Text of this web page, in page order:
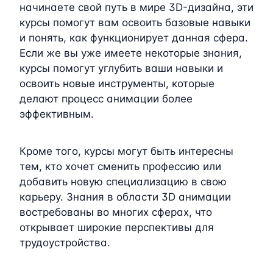
начинаете свой путь в мире 3D-дизайна, эти
курсы помогут вам освоить базовые навыки
и понять, как функционирует данная сфера.
Если же вы уже имеете некоторые знания,
курсы помогут углубить ваши навыки и
освоить новые инструменты, которые
делают процесс анимации более
эффективным.
Кроме того, курсы могут быть интересны
тем, кто хочет сменить профессию или
добавить новую специализацию в свою
карьеру. Знания в области 3D анимации
востребованы во многих сферах, что
открывает широкие перспективы для
трудоустройства.